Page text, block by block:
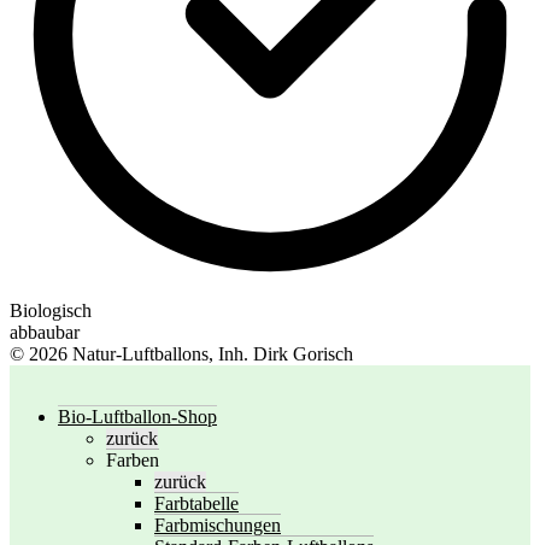
Biologisch
abbaubar
© 2026 Natur-Luftballons, Inh. Dirk Gorisch
Bio-Luftballon-Shop
zurück
Farben
zurück
Farbtabelle
Farbmischungen